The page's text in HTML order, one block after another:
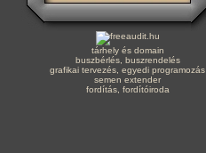
tárhely és domain
buszbérlés, buszrendelés
grafikai tervezés, egyedi programozás
semen extender
fordítás, fordítóiroda